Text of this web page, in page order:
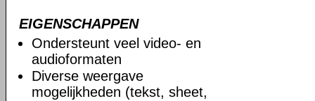
EIGENSCHAPPEN
Ondersteunt veel video- en
audioformaten
Diverse weergave
mogelijkheden (tekst, sheet,